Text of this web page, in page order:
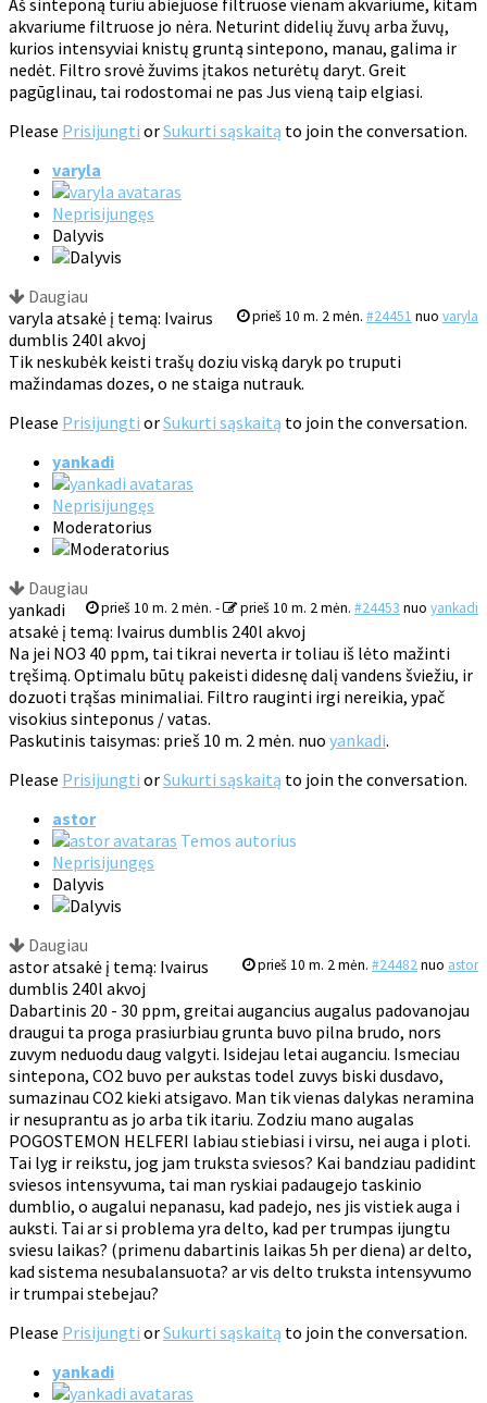
Aš sinteponą turiu abiejuose filtruose vienam akvariume, kitam
akvariume filtruose jo nėra. Neturint didelių žuvų arba žuvų,
kurios intensyviai knistų gruntą sintepono, manau, galima ir
nedėt. Filtro srovė žuvims įtakos neturėtų daryt. Greit
pagūglinau, tai rodostomai ne pas Jus vieną taip elgiasi.
Please Prisijungti orSukurti sąskaitą to join the conversation.
varyla
Neprisijungęs
Dalyvis
Daugiau
prieš 10 m. 2 mėn. #24451 nuo varyla
varyla atsakė į temą: Ivairus
dumblis 240l akvoj
Tik neskubėk keisti trašų doziu viską daryk po truputi
mažindamas dozes, o ne staiga nutrauk.
Please Prisijungti orSukurti sąskaitą to join the conversation.
yankadi
Neprisijungęs
Moderatorius
Daugiau
prieš 10 m. 2 mėn. - prieš 10 m. 2 mėn. #24453 nuo yankadi
yankadi
atsakė į temą: Ivairus dumblis 240l akvoj
Na jei NO3 40 ppm, tai tikrai neverta ir toliau iš lėto mažinti
tręšimą. Optimalu būtų pakeisti didesnę dalį vandens šviežiu, ir
dozuoti trąšas minimaliai. Filtro rauginti irgi nereikia, ypač
visokius sinteponus / vatas.
Paskutinis taisymas: prieš 10 m. 2 mėn. nuo yankadi.
Please Prisijungti orSukurti sąskaitą to join the conversation.
astor
Temos autorius
Neprisijungęs
Dalyvis
Daugiau
prieš 10 m. 2 mėn. #24482nuo astor
astor atsakė į temą: Ivairus
dumblis 240l akvoj
Dabartinis 20 - 30 ppm, greitai augancius augalus padovanojau
draugui ta proga prasiurbiau grunta buvo pilna brudo, nors
zuvym neduodu daug valgyti. Isidejau letai auganciu. Ismeciau
sintepona, CO2 buvo per aukstas todel zuvys biski dusdavo,
sumazinau CO2 kieki atsigavo. Man tik vienas dalykas neramina
ir nesuprantu as jo arba tik itariu. Zodziu mano augalas
POGOSTEMON HELFERI labiau stiebiasi i virsu, nei auga i ploti.
Tai lyg ir reikstu, jog jam truksta sviesos? Kai bandziau padidint
sviesos intensyvuma, tai man ryskiai padaugejo taskinio
dumblio, o augalui nepanasu, kad padejo, nes jis vistiek auga i
auksti. Tai ar si problema yra delto, kad per trumpas ijungtu
sviesu laikas? (primenu dabartinis laikas 5h per diena) ar delto,
kad sistema nesubalansuota? ar vis delto truksta intensyvumo
ir trumpai stebejau?
Please Prisijungti orSukurti sąskaitą to join the conversation.
yankadi